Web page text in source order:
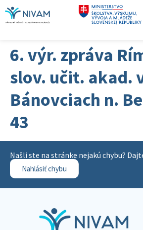
6. výr. zpráva
slov. učit. akad.
Bánovciach n.
43
Našli ste na stránke nejakú chybu?
Nahlásiť chybu